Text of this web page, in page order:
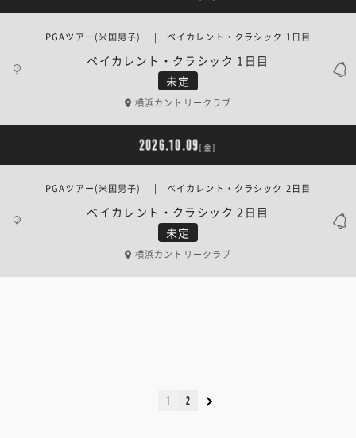
未定
ベイカレント・クラシック 1日目
PGAツアー(米国男子) | ベイカレント・クラシック 1日目
横浜カントリークラブ
2026.10.09[金]
未定
ベイカレント・クラシック 2日目
PGAツアー(米国男子) | ベイカレント・クラシック 2日目
横浜カントリークラブ
1 2